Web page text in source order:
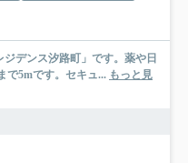
デンス汐路町」です。薬や日
で5mです。セキュ... もっと見